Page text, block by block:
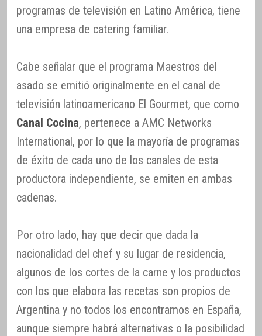
programas de televisión en Latino América, tiene
una empresa de catering familiar.
Cabe señalar que el programa Maestros del
asado se emitió originalmente en el canal de
televisión latinoamericano El Gourmet, que como
Canal Cocina, pertenece a AMC Networks
International, por lo que la mayoría de programas
de éxito de cada uno de los canales de esta
productora independiente, se emiten en ambas
cadenas.
Por otro lado, hay que decir que dada la
nacionalidad del chef y su lugar de residencia,
algunos de los cortes de la carne y los productos
con los que elabora las recetas son propios de
Argentina y no todos los encontramos en España,
aunque siempre habrá alternativas o la posibilidad